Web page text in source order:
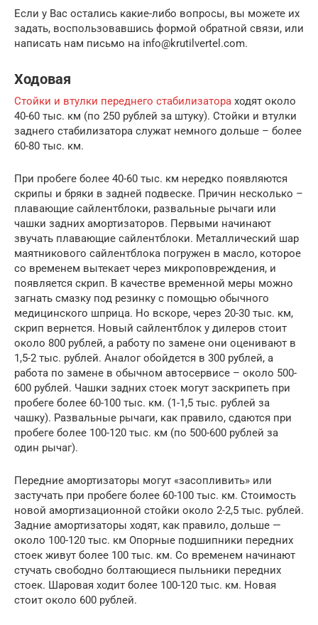
Если у Вас остались какие-либо вопросы, вы можете их
задать, воспользовавшись формой обратной связи, или
написать нам письмо на info@krutilvertel.com.
Ходовая
Стойки и втулки переднего стабилизатора ходят около
40-60 тыс. км (по 250 рублей за штуку). Стойки и втулки
заднего стабилизатора служат немного дольше – более
60-80 тыс. км.
При пробеге более 40-60 тыс. км нередко появляются
скрипы и бряки в задней подвеске. Причин несколько –
плавающие сайлентблоки, развальные рычаги или
чашки задних амортизаторов. Первыми начинают
звучать плавающие сайлентблоки. Металлический шар
маятникового сайлентблока погружен в масло, которое
со временем вытекает через микроповреждения, и
появляется скрип. В качестве временной меры можно
загнать смазку под резинку с помощью обычного
медицинского шприца. Но вскоре, через 20-30 тыс. км,
скрип вернется. Новый сайлентблок у дилеров стоит
около 800 рублей, а работу по замене они оценивают в
1,5-2 тыс. рублей. Аналог обойдется в 300 рублей, а
работа по замене в обычном автосервисе – около 500-
600 рублей. Чашки задних стоек могут заскрипеть при
пробеге более 60-100 тыс. км. (1-1,5 тыс. рублей за
чашку). Развальные рычаги, как правило, сдаются при
пробеге более 100-120 тыс. км (по 500-600 рублей за
один рычаг).
Передние амортизаторы могут «засопливить» или
застучать при пробеге более 60-100 тыс. км. Стоимость
новой амортизационной стойки около 2-2,5 тыс. рублей.
Задние амортизаторы ходят, как правило, дольше —
около 100-120 тыс. км Опорные подшипники передних
стоек живут более 100 тыс. км. Со временем начинают
стучать свободно болтающиеся пыльники передних
стоек. Шаровая ходит более 100-120 тыс. км. Новая
стоит около 600 рублей.